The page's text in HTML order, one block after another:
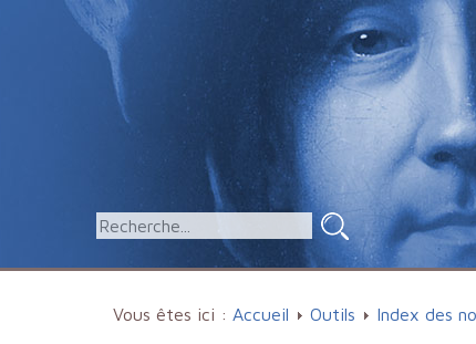
Vous êtes ici : Accueil Outils Index des